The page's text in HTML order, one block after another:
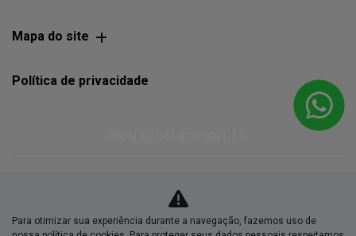
Mapa do site
Política de privacidade
No trânsito, enxergar o outro salva
Para otimizar sua experiência durante a navegação, fazemos uso de